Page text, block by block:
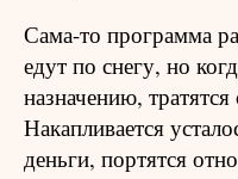
Сама-то программа
едут по снегу, но
назначению,
Накапливается
деньги, портятся